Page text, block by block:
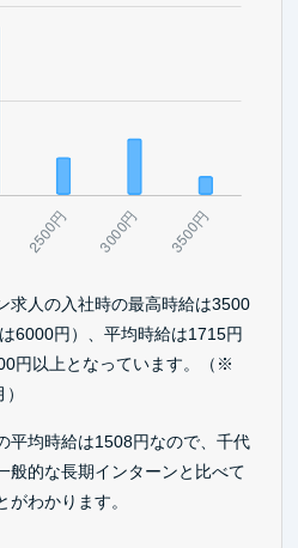
求人の入社時の最高時給は3500
6000円）、平均時給は1715円
円以上となっています。（※
平均時給は1508円なので、千代
般的な長期インターンと比べて
わかります。